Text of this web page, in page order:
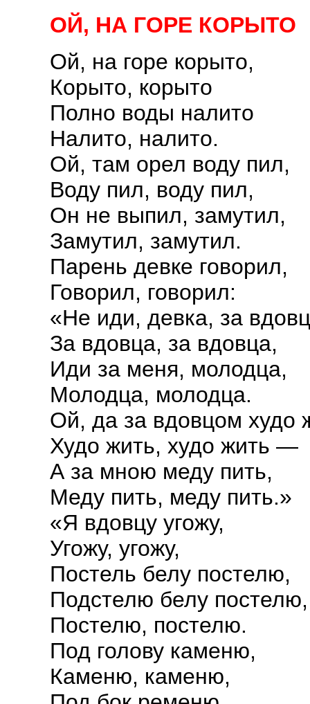
ОЙ, НА ГОРЕ КОРЫТО
Ой, на горе корыто,
Корыто, корыто
Полно воды налито
Налито, налито.
Ой, там орел воду пил,
Воду пил, воду пил,
Он не выпил, замутил,
Замутил, замутил.
Парень девке говорил,
Говорил, говорил:
«Не иди, девка, за
За вдовца, за вдовца,
Иди за меня, молодца,
Молодца, молодца.
Ой, да за вдовцом худо
Худо жить, худо жить —
А за мною меду пить,
Меду пить, меду пить.»
«Я вдовцу угожу,
Угожу, угожу,
Постель белу постелю,
Подстелю белу постелю,
Постелю, постелю.
Под голову каменю,
Каменю, каменю,